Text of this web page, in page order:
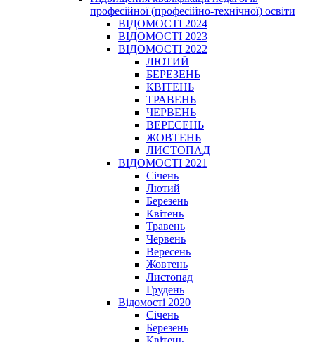
професійної (професійно-технічної) освіти
ВІДОМОСТІ 2024
ВІДОМОСТІ 2023
ВІДОМОСТІ 2022
ЛЮТИЙ
БЕРЕЗЕНЬ
КВІТЕНЬ
ТРАВЕНЬ
ЧЕРВЕНЬ
ВЕРЕСЕНЬ
ЖОВТЕНЬ
ЛИСТОПАД
ВІДОМОСТІ 2021
Січень
Лютий
Березень
Квітень
Травень
Червень
Вересень
Жовтень
Листопад
Грудень
Відомості 2020
Січень
Березень